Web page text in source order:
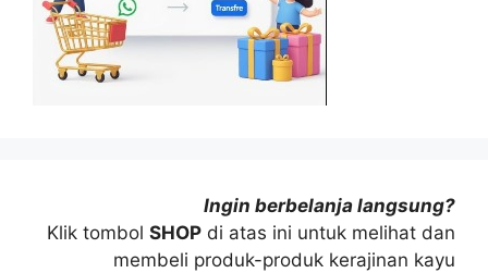
Ingin berbelanja langsung?
Klik tombol SHOP di atas ini untuk melihat dan
membeli produk-produk kerajinan kayu